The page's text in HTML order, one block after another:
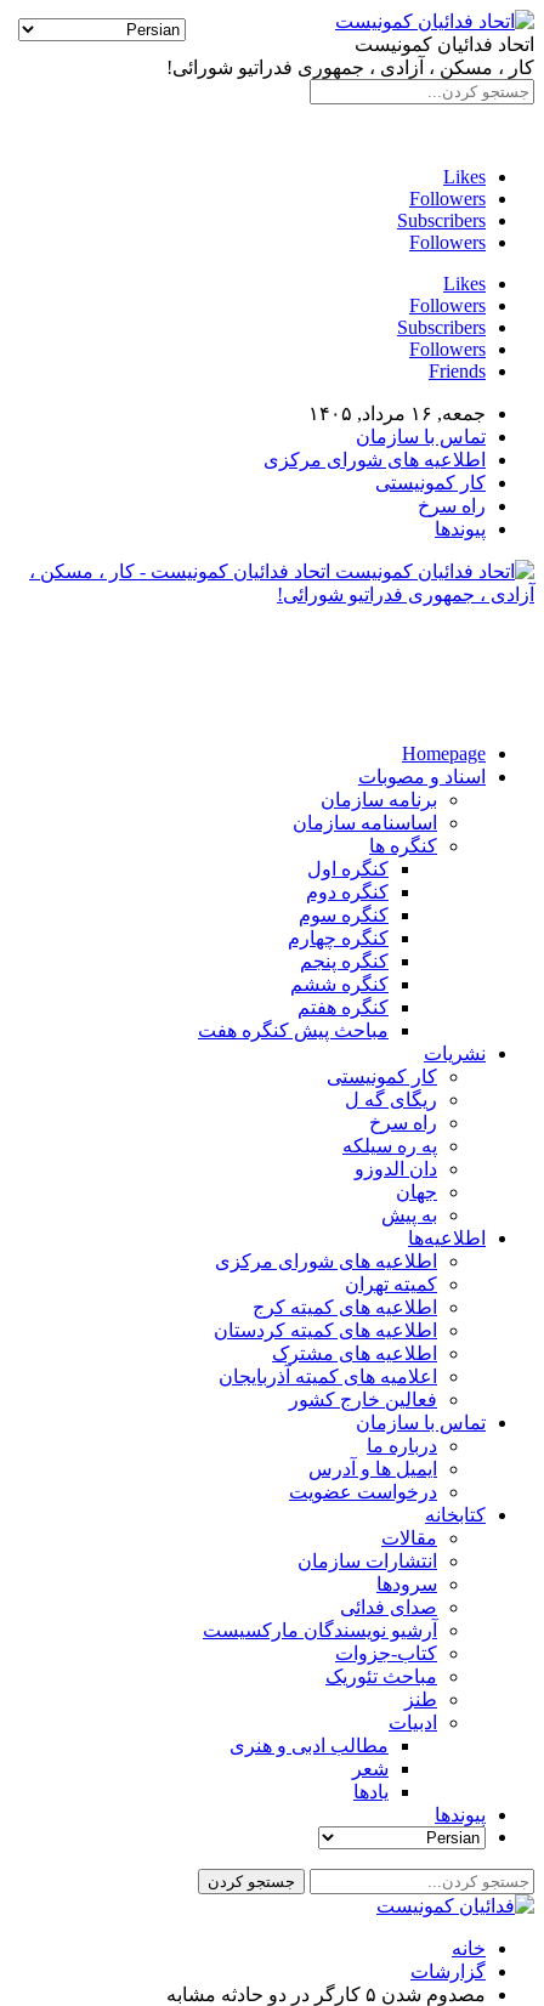
اتحاد فدائیان کمونیست
کار ، مسکن ، آزادی ، جمهوری فدراتیو شورائی!
Likes
Followers
Subscribers
Followers
Likes
Followers
Subscribers
Followers
Friends
جمعه, ۱۶ مرداد, ۱۴۰۵
تماس با سازمان
اطلاعیه های شورای مرکزی
کار کمونیستی
راه سرخ
پیوندها
اتحاد فدائیان کمونیست - کار ، مسکن ،
آزادی ، جمهوری فدراتیو شورائی!
Homepage
اسناد و مصوبات
برنامه سازمان
اساسنامه سازمان
کنگره ها
کنگره اول
کنگره دوم
کنگره سوم
کنگره چهارم
کنگره پنجم
کنگره ششم
کنگره هفتم
مباحث پیش کنگره هفت
نشریات
کار کمونیستی
ریگای گه ل
راه سرخ
په ره سیلکه
دان الدوزو
جهان
به پیش
اطلاعیه‌ها
اطلاعیه های شورای مرکزی
کمیته تهران
اطلاعیه های کمیته کرج
اطلاعیه های کمیته کردستان
اطلاعیه های مشترک
اعلامیه های کمیته آذربایجان
فعالین خارج کشور
تماس با سازمان
درباره ما
ایمیل ها و آدرس
درخواست عضویت
کتابخانه
مقالات
انتشارات سازمان
سرودها
صدای فدائی
آرشیو نویسندگان مارکسیست
کتاب-جزوات
مباحث تئوریک
طنز
ادبیات
مطالب ادبی و هنری
شعر
یادها
پیوندها
خانه
گزارشات
مصدوم شدن ۵ کارگر در دو حادثه مشابه